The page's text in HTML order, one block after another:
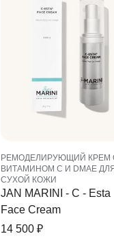
РЕМОДЕЛИРУЮЩИЙ КРЕМ
ВИТАМИНОМ С И DMAE ДЛЯ
СУХОЙ КОЖИ
JAN MARINI - C - Esta
Face Cream
14 500 ₽